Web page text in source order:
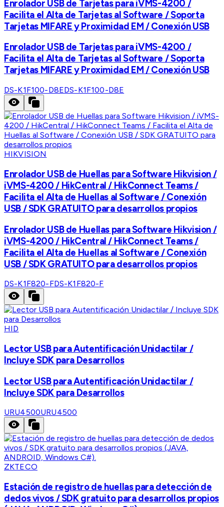
Enrolador USB de Tarjetas para iVMS-4200 /
Facilita el Alta de Tarjetas al Software / Soporta
Tarjetas MIFARE y Proximidad EM / Conexión USB
Enrolador USB de Tarjetas para iVMS-4200 /
Facilita el Alta de Tarjetas al Software / Soporta
Tarjetas MIFARE y Proximidad EM / Conexión USB
DS-K1F100-D8EDS-K1F100-D8E
HIKVISION
Enrolador USB de Huellas para Software Hikvision /
iVMS-4200 / HikCentral / HikConnect Teams /
Facilita el Alta de Huellas al Software / Conexión
USB / SDK GRATUITO para desarrollos propios
Enrolador USB de Huellas para Software Hikvision /
iVMS-4200 / HikCentral / HikConnect Teams /
Facilita el Alta de Huellas al Software / Conexión
USB / SDK GRATUITO para desarrollos propios
DS-K1F820-FDS-K1F820-F
HID
Lector USB para Autentificación Unidactilar /
Incluye SDK para Desarrollos
Lector USB para Autentificación Unidactilar /
Incluye SDK para Desarrollos
URU4500URU4500
ZKTECO
Estación de registro de huellas para detección de
dedos vivos / SDK gratuito para desarrollos propios